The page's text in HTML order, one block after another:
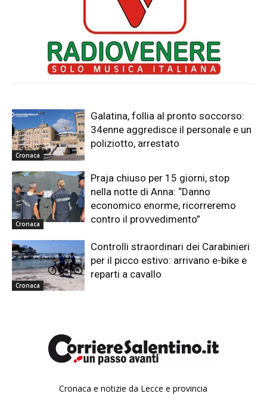
Cronaca
Galatina, follia al pronto soccorso:
34enne aggredisce il personale e un
poliziotto, arrestato
Cronaca
Praja chiuso per 15 giorni, stop
nella notte di Anna: “Danno
economico enorme, ricorreremo
contro il provvedimento”
Cronaca
Controlli straordinari dei Carabinieri
per il picco estivo: arrivano e-bike e
reparti a cavallo
Cronaca e notizie da Lecce e provincia